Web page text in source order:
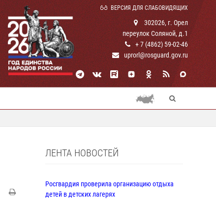
ВЕРСИЯ ДЛЯ СЛАБОВИДЯЩИХ
302026, г. Орел
переулок Соляной, д.1
+ 7 (4862) 59-02-46
uprorl@rosguard.gov.ru
ЛЕНТА НОВОСТЕЙ
Росгвардия проверила организацию отдыха
детей в детских лагерях